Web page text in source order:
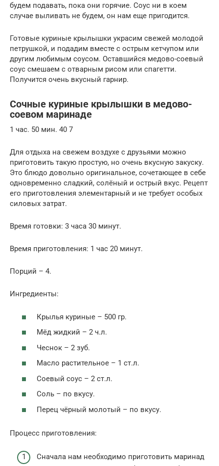
будем подавать, пока они горячие. Соус ни в коем
случае выливать не будем, он нам еще пригодится.
Готовые куриные крылышки украсим свежей молодой
петрушкой, и подадим вместе с острым кетчупом или
другим любимым соусом. Оставшийся медово-соевый
соус смешаем с отварным рисом или спагетти.
Получится очень вкусный гарнир.
Сочные куриные крылышки в медово-
соевом маринаде
1 час. 50 мин. 40 7
Для отдыха на свежем воздухе с друзьями можно
приготовить такую простую, но очень вкусную закуску.
Это блюдо довольно оригинальное, сочетающее в себе
одновременно сладкий, солёный и острый вкус. Рецепт
его приготовления элементарный и не требует особых
силовых затрат.
Время готовки: 3 часа 30 минут.
Время приготовления: 1 час 20 минут.
Порций – 4.
Ингредиенты:
Крылья куриные – 500 гр.
Мёд жидкий – 2 ч.л.
Чеснок – 2 зуб.
Масло растительное – 1 ст.л.
Соевый соус – 2 ст.л.
Соль – по вкусу.
Перец чёрный молотый – по вкусу.
Процесс приготовления:
Сначала нам необходимо приготовить маринад